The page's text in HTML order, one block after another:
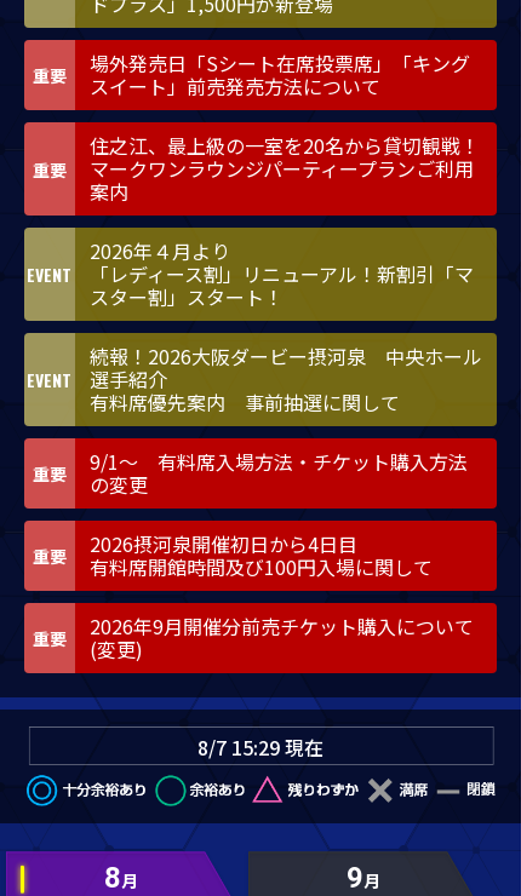
場外発売日「Sシート在席投票席」「キング
スイート」前売発売方法について
住之江、最上級の一室を20名から貸切観戦！
マークワンラウンジパーティープランご利用
案内
2026年４月より
「レディース割」リニューアル！新割引「マ
スター割」スタート！
続報！2026大阪ダービー摂河泉 中央ホール
選手紹介
有料席優先案内 事前抽選に関して
9/1～ 有料席入場方法・チケット購入方法
の変更
2026摂河泉開催初日から4日目
有料席開館時間及び100円入場に関して
2026年9月開催分前売チケット購入について
(変更)
8/7 15:29 現在
8月 9月